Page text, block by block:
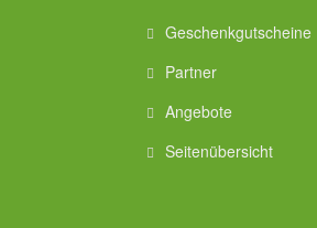
Geschenkgutscheine
Partner
Angebote
Seitenübersicht